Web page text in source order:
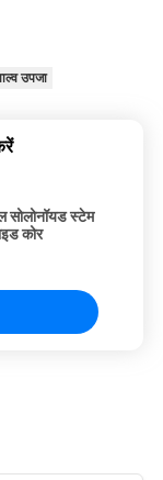
उपजा
सोलोनॉयड स्टेम
कोर